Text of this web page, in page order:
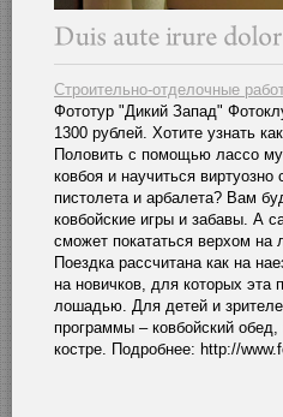
Строительно-отделочные
Фототур "Дикий Запад"
1300 рублей. Хотите узнать
Половить с помощью лассо
ковбоя и научиться виртуозно
пистолета и арбалета? Вам
ковбойские игры и забавы. А
сможет покататься верхом
Поездка рассчитана как на
на новичков, для которых эта
лошадью. Для детей и
программы – ковбойский
костре. Подробнее: http://